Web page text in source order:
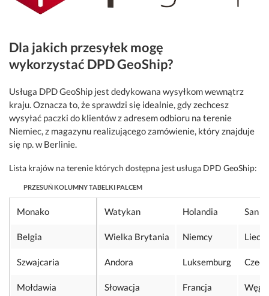
Dla jakich przesyłek mogę
wykorzystać DPD GeoShip?
Usługa DPD GeoShip jest dedykowana wysyłkom wewnątrz
kraju. Oznacza to, że sprawdzi się idealnie, gdy zechcesz
wysyłać paczki do klientów z adresem odbioru na terenie
Niemiec, z magazynu realizującego zamówienie, który znajduje
się np. w Berlinie.
Lista krajów na terenie których dostępna jest usługa DPD GeoShip:
Watykan Holandia San
Wielka Brytania Niemcy
Andora Luksemburg
Słowacja Francja
Monako
Belgia
Szwajcaria
Mołdawia